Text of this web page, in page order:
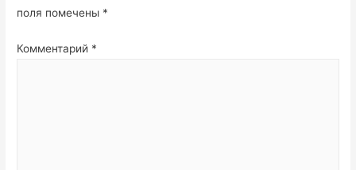
поля помечены *
Комментарий *